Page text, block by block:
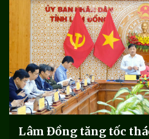
Lâm Đồng tăng tốc